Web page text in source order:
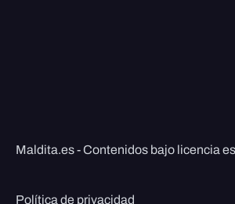
Maldita.es - Contenidos bajo licencia
Política de privacidad